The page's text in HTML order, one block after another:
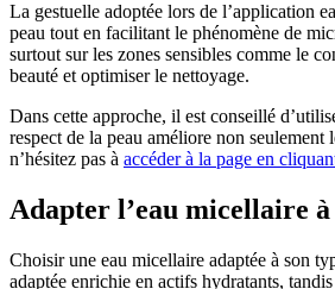
La gestuelle adoptée lors de l’application
peau tout en facilitant le phénomène de
surtout sur les zones sensibles comme le
beauté et optimiser le nettoyage.
Dans cette approche, il est conseillé
respect de la peau améliore non
n’hésitez pas à accéder à la page en
Adapter l’eau micellaire à
Choisir une eau micellaire adaptée à son
adaptée enrichie en actifs hydratants,